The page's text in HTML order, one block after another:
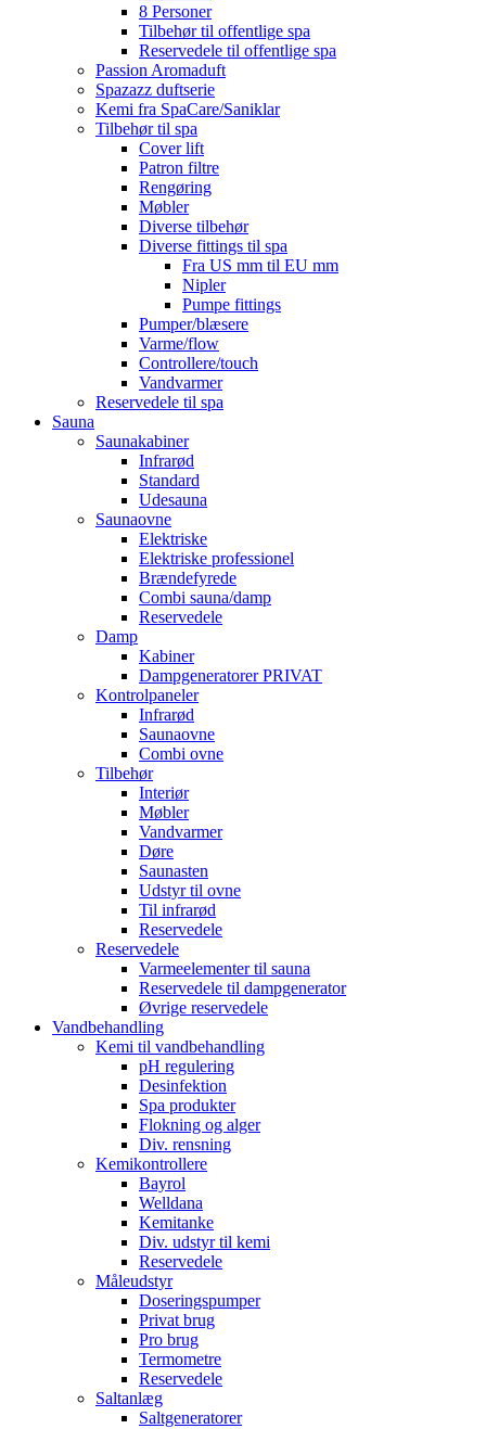
8 Personer
Tilbehør til offentlige spa
Reservedele til offentlige spa
Passion Aromaduft
Spazazz duftserie
Kemi fra SpaCare/Saniklar
Tilbehør til spa
Cover lift
Patron filtre
Rengøring
Møbler
Diverse tilbehør
Diverse fittings til spa
Fra US mm til EU mm
Nipler
Pumpe fittings
Pumper/blæsere
Varme/flow
Controllere/touch
Vandvarmer
Reservedele til spa
Sauna
Saunakabiner
Infrarød
Standard
Udesauna
Saunaovne
Elektriske
Elektriske professionel
Brændefyrede
Combi sauna/damp
Reservedele
Damp
Kabiner
Dampgeneratorer PRIVAT
Kontrolpaneler
Infrarød
Saunaovne
Combi ovne
Tilbehør
Interiør
Møbler
Vandvarmer
Døre
Saunasten
Udstyr til ovne
Til infrarød
Reservedele
Reservedele
Varmeelementer til sauna
Reservedele til dampgenerator
Øvrige reservedele
Vandbehandling
Kemi til vandbehandling
pH regulering
Desinfektion
Spa produkter
Flokning og alger
Div. rensning
Kemikontrollere
Bayrol
Welldana
Kemitanke
Div. udstyr til kemi
Reservedele
Måleudstyr
Doseringspumper
Privat brug
Pro brug
Termometre
Reservedele
Saltanlæg
Saltgeneratorer